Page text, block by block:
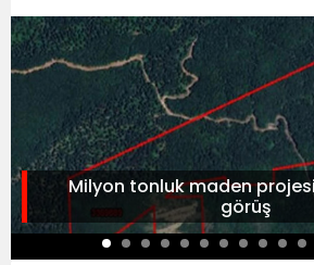
Milyon tonluk maden
görüş